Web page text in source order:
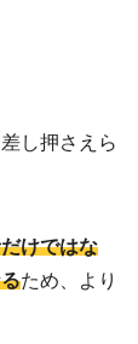
し押さえら
けではな
ため、より